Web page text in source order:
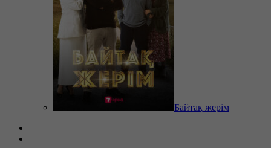
Байтақ жерім